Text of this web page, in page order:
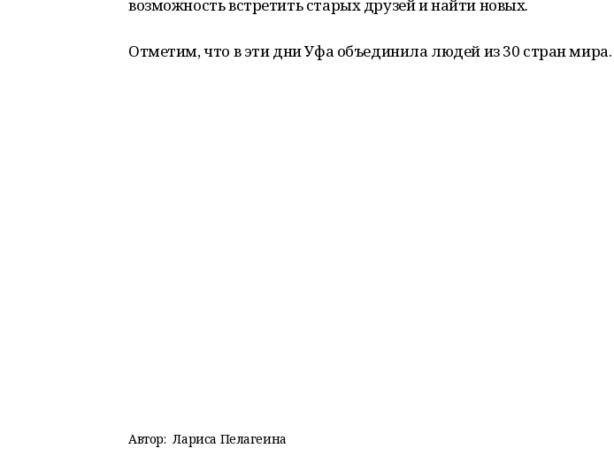
возможность встретить старых друзей и найти новых.
Отметим, что в эти дни Уфа объединила людей из 30 стран мира.
Автор: Лариса Пелагеина